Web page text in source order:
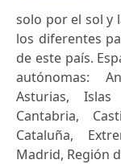
solo por el sol y
los diferentes
de este país.
autónomas:
Asturias, Islas
Cantabria,
Cataluña,
Madrid, Región